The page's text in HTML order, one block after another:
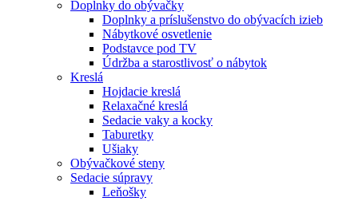
Doplnky do obývačky
Doplnky a príslušenstvo do obývacích izieb
Nábytkové osvetlenie
Podstavce pod TV
Údržba a starostlivosť o nábytok
Kreslá
Hojdacie kreslá
Relaxačné kreslá
Sedacie vaky a kocky
Taburetky
Ušiaky
Obývačkové steny
Sedacie súpravy
Leňošky